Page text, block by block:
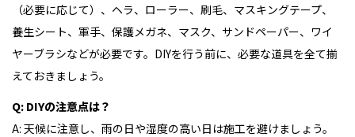
（必要に応じて）、ヘラ、ローラー、刷毛、マスキングテープ、
養生シート、軍手、保護メガネ、マスク、サンドペーパー、ワイ
ヤーブラシなどが必要です。DIYを行う前に、必要な道具を全て揃
えておきましょう。
Q: DIYの注意点は？
A: 天候に注意し、雨の日や湿度の高い日は施工を避けましょう。